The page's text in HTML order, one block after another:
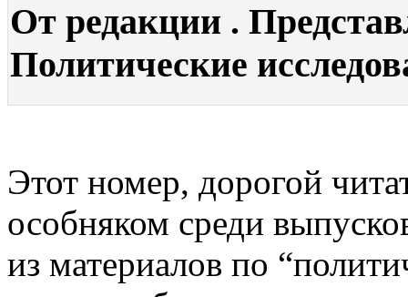
От редакции .
Политические
Этот номер, дорогой
особняком среди
из материалов по